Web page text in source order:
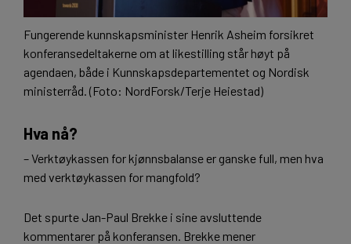
Fungerende kunnskapsminister Henrik Asheim forsikret
konferansedeltakerne om at likestilling står høyt på
agendaen, både i Kunnskapsdepartementet og Nordisk
ministerråd. (Foto: NordForsk/Terje Heiestad)
Hva nå?
– Verktøykassen for kjønnsbalanse er ganske full, men hva
med verktøykassen for mangfold?
Det spurte Jan-Paul Brekke i sine avsluttende
kommentarer på konferansen. Brekke mener